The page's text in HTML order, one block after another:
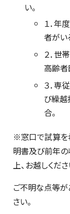
い。
１．年
者がい
２．世
高齢者
３．専
び繰
合。
※窓口で試算を
明書及び前年
上、お越しくださ
ご不明な点等が
さい。